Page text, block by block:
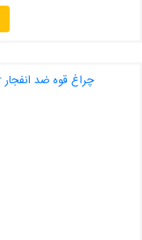
چراغ قوه ضد انفجار Bright Star مدل 2224 (برایت استار)